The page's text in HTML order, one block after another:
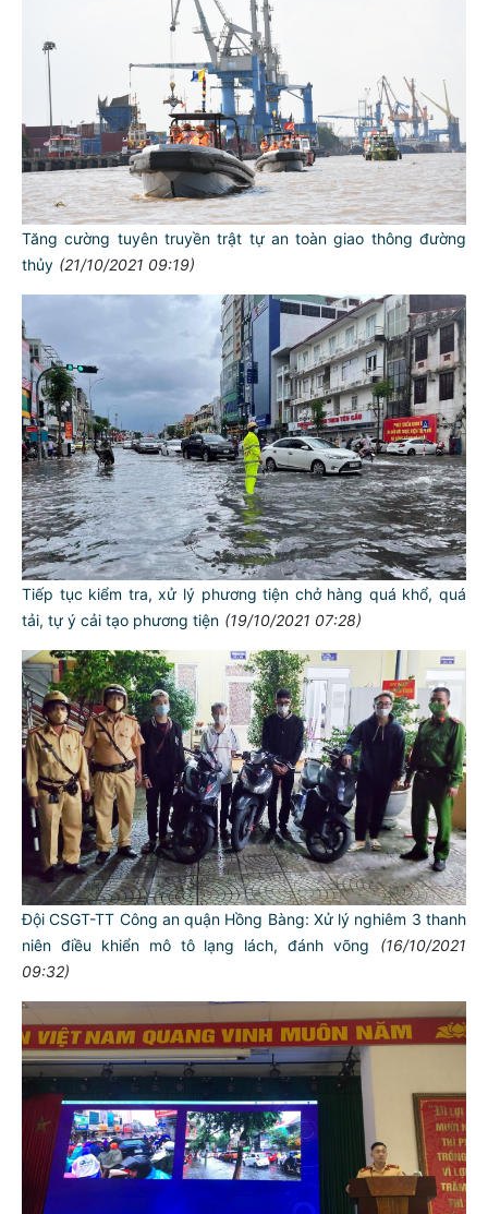
Tăng cường tuyên truyền trật tự an toàn giao thông đường
thủy (21/10/2021 09:19)
Tiếp tục kiểm tra, xử lý phương tiện chở hàng quá khổ, quá
tải, tự ý cải tạo phương tiện (19/10/2021 07:28)
Đội CSGT-TT Công an quận Hồng Bàng: Xử lý nghiêm 3 thanh
niên điều khiển mô tô lạng lách, đánh võng
(16/10/2021
09:32)
TƯ CÁCH
NGƯỜI CÔNG AN CÁCH MỆNH LÀ:
Đối với tự mình, phải